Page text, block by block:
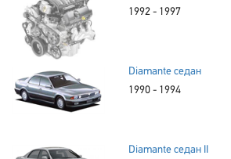
1992 - 1997
Diamante седан
1990 - 1994
Diamante седан II